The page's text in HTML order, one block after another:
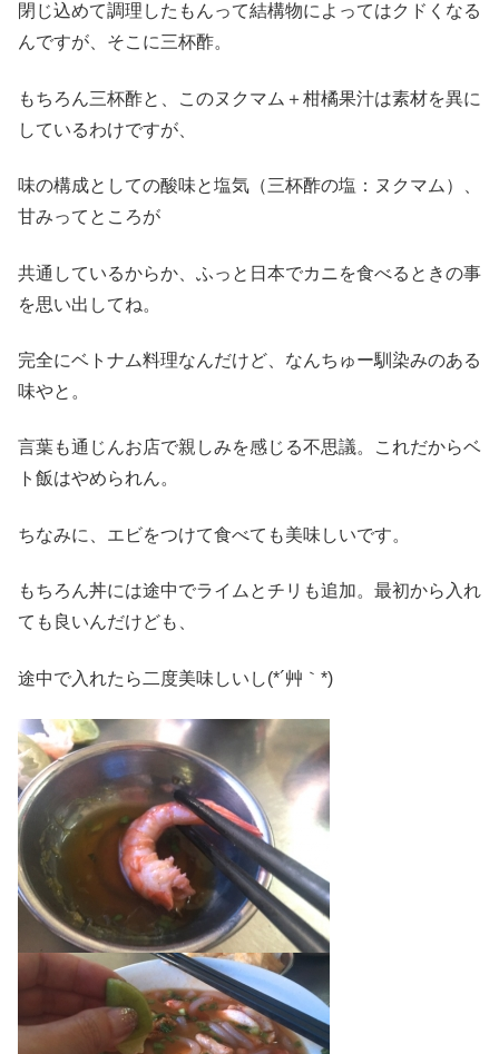
閉じ込めて調理したもんって結構物によってはクドくなる
んですが、そこに三杯酢。
もちろん三杯酢と、このヌクマム＋柑橘果汁は素材を異に
しているわけですが、
味の構成としての酸味と塩気（三杯酢の塩：ヌクマム）、
甘みってところが
共通しているからか、ふっと日本でカニを食べるときの事
を思い出してね。
完全にベトナム料理なんだけど、なんちゅー馴染みのある
味やと。
言葉も通じんお店で親しみを感じる不思議。これだからベ
ト飯はやめられん。
ちなみに、エビをつけて食べても美味しいです。
もちろん丼には途中でライムとチリも追加。最初から入れ
ても良いんだけども、
途中で入れたら二度美味しいし(*´艸｀*)